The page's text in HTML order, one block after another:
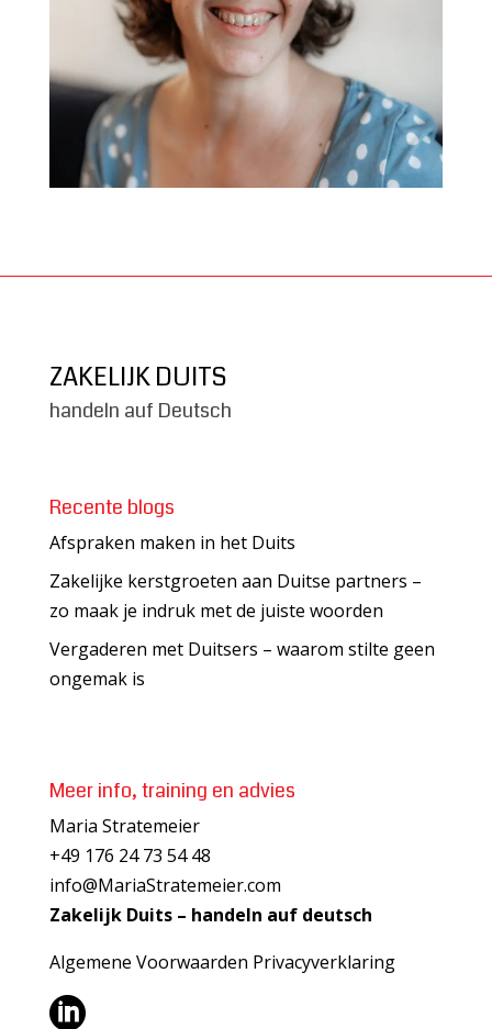
ZAKELIJK DUITS
handeln auf Deutsch
Recente blogs
Afspraken maken in het Duits
Zakelijke kerstgroeten aan Duitse partners –
zo maak je indruk met de juiste woorden
Vergaderen met Duitsers – waarom stilte geen
ongemak is
Meer info, training en advies
Maria Stratemeier
+49 176 24 73 54 48
info@MariaStratemeier.com
Zakelijk Duits – handeln auf deutsch
Algemene Voorwaarden Privacyverklaring
